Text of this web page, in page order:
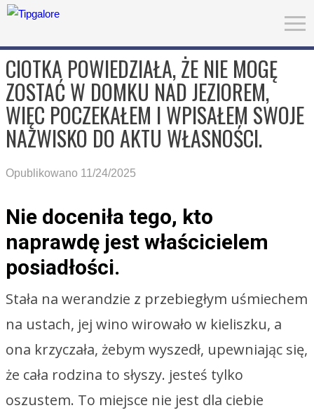
CIOTKA POWIEDZIAŁA, ŻE NIE MOGĘ
ZOSTAĆ W DOMKU NAD JEZIOREM,
WIĘC POCZEKAŁEM I WPISAŁEM SWOJE
NAZWISKO DO AKTU WŁASNOŚCI.
Opublikowano 11/24/2025
Nie doceniła tego, kto
naprawdę jest właścicielem
posiadłości.
Stała na werandzie z przebiegłym uśmiechem
na ustach, jej wino wirowało w kieliszku, a
ona krzyczała, żebym wyszedł, upewniając się,
że cała rodzina to słyszy. jesteś tylko
oszustem. To miejsce nie jest dla ciebie